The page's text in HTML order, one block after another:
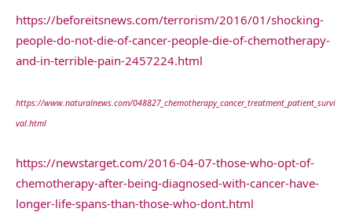
https://beforeitsnews.com/terrorism/2016/01/shocking-
people-do-not-die-of-cancer-people-die-of-chemotherapy-
and-in-terrible-pain-2457224.html
https://www.naturalnews.com/048827_chemotherapy_cancer_treatment_patient_survi
val.html
https://newstarget.com/2016-04-07-those-who-opt-of-
chemotherapy-after-being-diagnosed-with-cancer-have-
longer-life-spans-than-those-who-dont.html